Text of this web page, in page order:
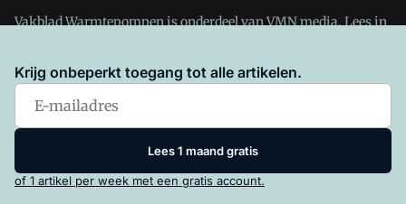
Vakblad Warmtepompen is onderdeel van VMN media. Lees in
deze site zijn de volgende regelingen van toepassing:
Algemene VoorwaardenenPrivacy en Cookie beleid|Privacy
instellingen
Krijg onbeperkt toegang tot alle artikelen.
Lees 1 maand gratis
of 1 artikel per week met een gratis account.